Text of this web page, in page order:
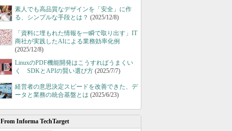
素人でも高品質なデザインを「安全」に作
る、シンプルな手段とは？ (2025/12/8)
「資料に埋もれた情報を一瞬で取り出す」IT
商社が実践したAIによる業務効率化例
(2025/12/8)
LinuxのPDF機能開発はこうすればうまくい
く SDKとAPIの賢い選び方 (2025/7/7)
経営者の意思決定スピードを改善できた、デ
ータと業務の統合基盤とは (2025/6/23)
From Informa TechTarget